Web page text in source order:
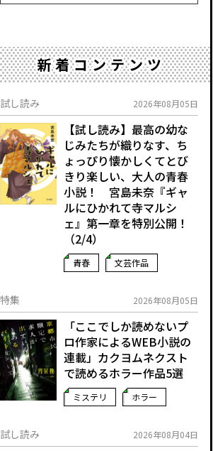
新着コンテンツ
試し読み 2026年08月05日
【試し読み】最高の幼な
じみたちが織りなす、ち
ょっぴり懐かしくてとび
きり楽しい、大人の青春
小説！ 宮島未奈『ギャ
ルにひかれて寺マルシ
ェ』第一章を特別公開！
（2/4）
青春 文芸作品
特集 2026年08月05日
「ここでしか読めないプ
ロ作家によるWEB小説の
連載」――カクヨムネクスト
で読めるホラー作品5選
ミステリ ホラー
試し読み 2026年08月04日